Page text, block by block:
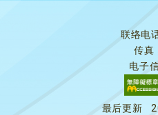
联络电
传真
电子
最后更新